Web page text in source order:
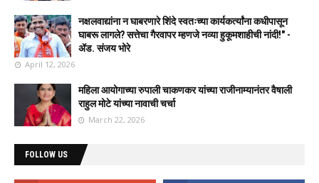
नक्षलवाद्यांना न घाबरणारे शिंदे स्वतःच्या कार्यकर्त्यांना कधीपासून
घाबरू लागले? सत्तेचा गैरवापर म्हणजे नव्या हुकूमशाहीची नांदी!" -
ॲड. संजय भोरे
April 12, 2026
महिला आयोगाच्या रुपाली चाकणकर यांच्या राजीनाम्यानंतर वैषाली
राहुल मोटे यांच्या नावाची चर्चा
March 22, 2026
FOLLOW US